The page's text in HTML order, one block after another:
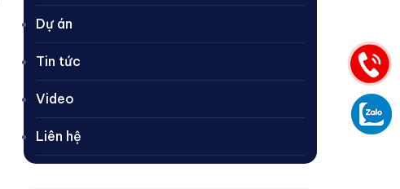
Dự án
Tin tức
Video
Liên hệ